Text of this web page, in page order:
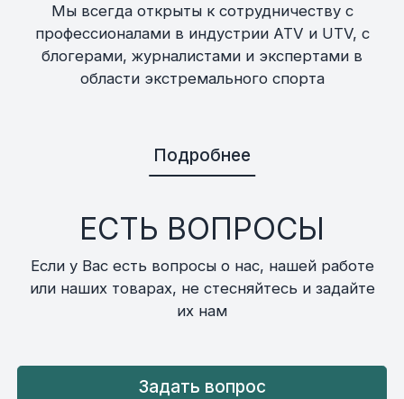
Мы всегда открыты к сотрудничеству с
профессионалами в индустрии ATV и UTV, с
блогерами, журналистами и экспертами в
области экстремального спорта
Подробнее
ЕСТЬ ВОПРОСЫ
Если у Вас есть вопросы о нас, нашей работе
или наших товарах, не стесняйтесь и задайте
их нам
Задать вопрос